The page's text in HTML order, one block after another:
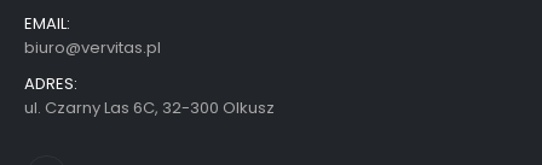
EMAIL:
biuro@vervitas.pl
ADRES:
ul. Czarny Las 6C, 32-300 Olkusz